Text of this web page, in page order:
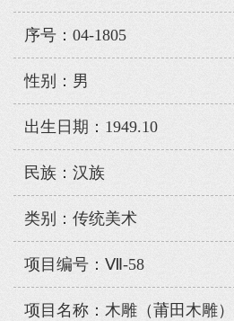
序号：04-1805
性别：男
出生日期：1949.10
民族：汉族
类别：传统美术
项目编号：Ⅶ-58
项目名称：木雕（莆田木雕）